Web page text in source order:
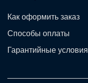
Как оформить заказ
Способы оплаты
Гарантийные условия